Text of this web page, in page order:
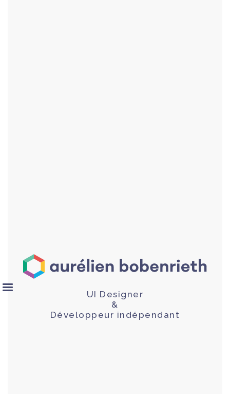
UI Designer
&
Développeur indépendant